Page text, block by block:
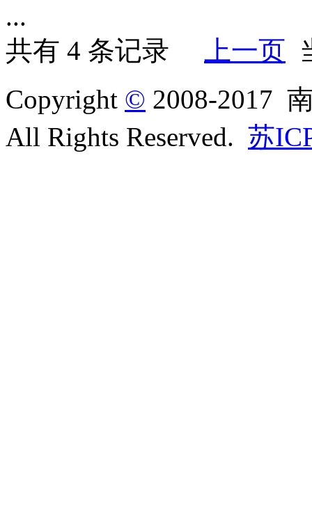
...
共有 4 条记录
上一页
Copyright © 2008-2017
All Rights Reserved. 苏